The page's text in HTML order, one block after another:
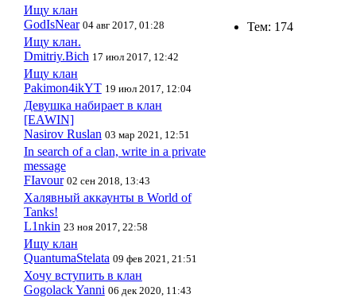
Тем: 174
Ищу клан
GodIsNear 04 авг 2017, 01:28
Ищу клан.
Dmitriy.Bich 17 июл 2017, 12:42
Ищу клан
Pakimon4ikYT 19 июл 2017, 12:04
Девушка набирает в клан
[EAWIN]
Nasirov Ruslan 03 мар 2021, 12:51
In search of a clan, write in a private
message
FIavour 02 сен 2018, 13:43
Халявный аккаунты в World of
Tanks!
L1nkin 23 ноя 2017, 22:58
Ищу клан
QuantumaStelata 09 фев 2021, 21:51
Хочу вступить в клан
Gogolack Yanni 06 дек 2020, 11:43